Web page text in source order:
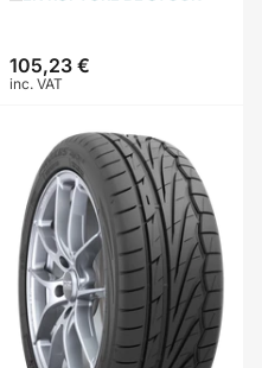
Prix
105,23 €
inc. VAT